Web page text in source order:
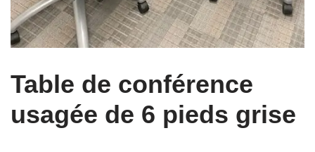
Table de conférence
usagée de 6 pieds grise